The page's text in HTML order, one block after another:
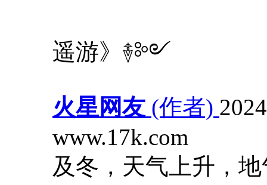
遥游》࿈༻
火星网友 (作者)
www.17k.com
及冬，天气上升，